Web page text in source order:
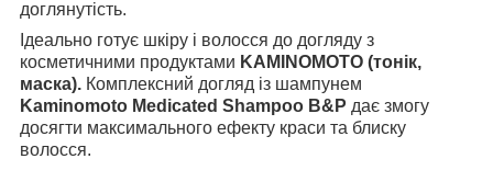
доглянутість.
Ідеально готує шкіру і волосся до догляду з
косметичними продуктами KAMINOMOTO (тонік,
маска). Комплексний догляд із шампунем
Kaminomoto Medicated Shampoo B&P дає змогу
досягти максимального ефекту краси та блиску
волосся.